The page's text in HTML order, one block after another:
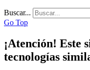
Buscar...
Go Top
¡Atención! Este
tecnologías